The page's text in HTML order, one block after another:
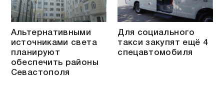
Альтернативными
источниками света
планируют
обеспечить районы
Севастополя
Для социального
такси закупят ещё 4
спецавтомобиля